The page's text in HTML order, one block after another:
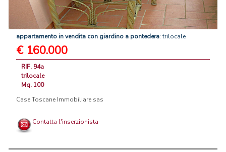
appartamento invendita con giardino a pontedera: trilocale
€ 160.000
RIF. 94a
trilocale
Mq. 100
Case Toscane Immobiliare sas
Contatta l'inserzionista